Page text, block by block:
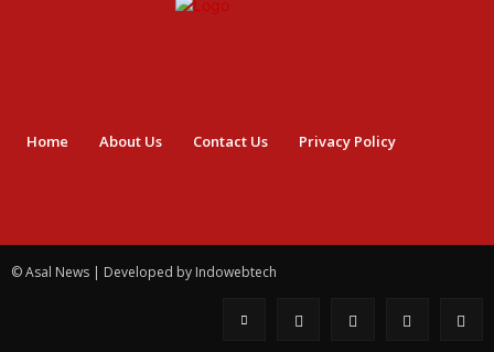
Home About Us Contact Us Privacy Policy
© Asal News | Developed by Indowebtech